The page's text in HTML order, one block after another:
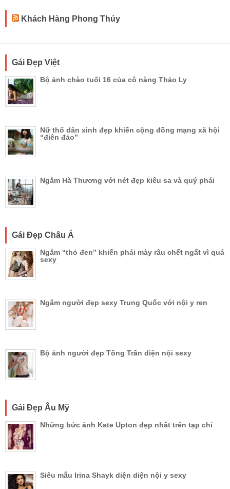
Khách Hàng Phong Thủy
Gái Đẹp Việt
Bộ ảnh chào tuổi 16 của cô nàng Thảo Ly
Nữ thổ dân xinh đẹp khiến cộng đồng mạng xã hội
“điên đảo”
Ngắm Hà Thương với nét đẹp kiêu sa và quý phái
Gái Đẹp Châu Á
Ngắm “thỏ đen” khiến phái mày râu chết ngất vì quá
sexy
Ngắm người đẹp sexy Trung Quốc với nội y ren
Bộ ảnh người đẹp Tống Trần diện nội sexy
Gái Đẹp Âu Mỹ
Những bức ảnh Kate Upton đẹp nhất trên tạp chí
Siêu mẫu Irina Shayk diện diện nội y sexy